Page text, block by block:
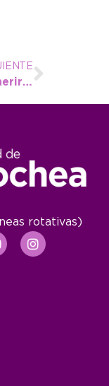
Tasas: avanza el proceso de despapelización y se invita a adherirse a la Boleta Electrónica
rotativas)